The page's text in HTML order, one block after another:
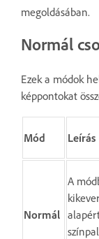
megoldásában.
Normál
Ezek a módok
képpontokat
Mód Leírás
Normál
A